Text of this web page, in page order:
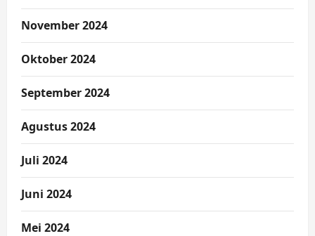
November 2024
Oktober 2024
September 2024
Agustus 2024
Juli 2024
Juni 2024
Mei 2024